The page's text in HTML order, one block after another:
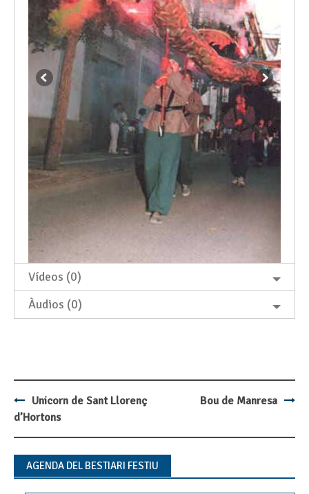
Vídeos (0)
Àudios (0)
Post
navigation
Unicorn de Sant Llorenç
d’Hortons
Bou de Manresa
AGENDA DEL BESTIARI FESTIU